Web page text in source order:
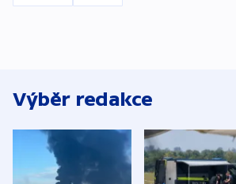
Výběr redakce